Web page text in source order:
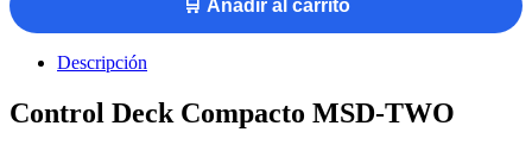
🛒 Añadir al carrito
Descripción
Control Deck Compacto MSD-TWO